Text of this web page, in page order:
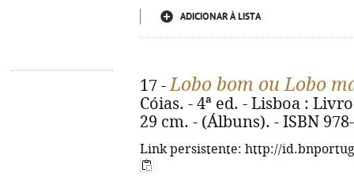
ADICIONAR À LISTA
17 -Lobo bom ou Lobo
Cóias. - 4ª ed. - Lisboa :
29 cm. - (Álbuns). - ISBN
Link persistente: http://